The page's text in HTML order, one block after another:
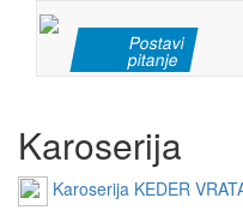
Postavi
pitanje
Karoserija
Karoserija KEDER